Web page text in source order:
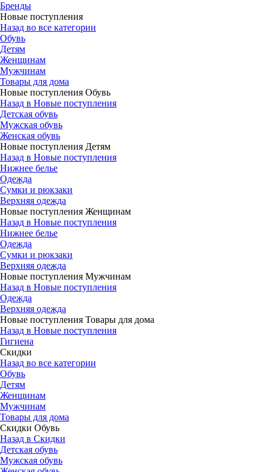
Бренды
Новые поступления
Назад во все категории
Обувь
Детям
Женщинам
Мужчинам
Товары для дома
Новые поступления Обувь
Назад в Новые поступления
Детская обувь
Мужская обувь
Женская обувь
Новые поступления Детям
Назад в Новые поступления
Нижнее белье
Одежда
Сумки и рюкзаки
Верхняя одежда
Новые поступления Женщинам
Назад в Новые поступления
Нижнее белье
Одежда
Сумки и рюкзаки
Верхняя одежда
Новые поступления Мужчинам
Назад в Новые поступления
Одежда
Верхняя одежда
Новые поступления Товары для дома
Назад в Новые поступления
Гигиена
Скидки
Назад во все категории
Обувь
Детям
Женщинам
Мужчинам
Товары для дома
Скидки Обувь
Назад в Скидки
Детская обувь
Мужская обувь